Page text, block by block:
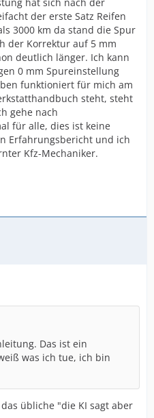
der erste Satz Reifen
3000 km da stand die Spur
der Korrektur auf 5 mm
deutlich länger. Ich kann
0 mm Spureinstellung
funktioniert für mich am
steht, steht
gehe nach
für alle, dies ist keine
Erfahrungsbericht und ich
Kfz-Mechaniker.
Das ist ein
was ich tue, ich bin
übliche "die KI sagt aber